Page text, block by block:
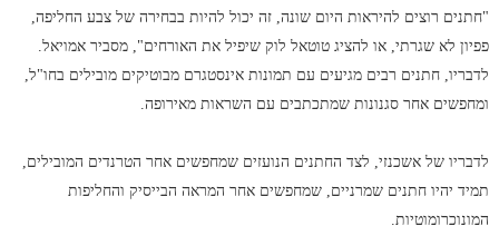
"חתנים רוצים להיראות היום שונה, זה יכול להיות בבחירה של צבע החליפה,
פפיון לא שגרתי, או להציג טוטאל לוק שיפיל את האורחים", מסביר אמויאל.
לדבריו, חתנים רבים מגיעים עם תמונות אינסטגרם מבוטיקים מובילים בחו"ל,
ומחפשים אחר סגנונות שמתכתבים עם השראות מאירופה.
לדבריו של אשכנזי, לצד החתנים הנועזים שמחפשים אחר הטרנדים המובילים,
תמיד יהיו חתנים שמרניים, שמחפשים אחר המראה הבייסיק והחליפות
המונוכרומוטיות.